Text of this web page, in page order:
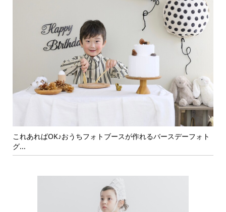
可愛い写真を残そう！おうちでバースデーフォトを撮影するポ
イン...